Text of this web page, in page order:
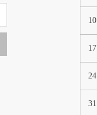
10
17
24
31